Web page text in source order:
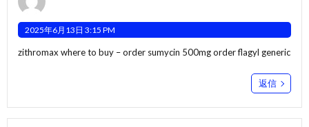
2025年6月13日 3:15 PM
zithromax where to buy –order sumycin 500mgorder flagyl generic
返信